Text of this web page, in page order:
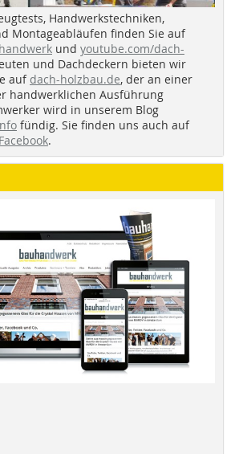
Handwerkstechniken,
Montageabläufen finden Sie auf
und youtube.com/dach-
und Dachdeckern bieten wir
auf dach-holzbau.de, der an einer
handwerklichen Ausführung
wird in unserem Blog
fündig. Sie finden uns auch auf
Facebook.